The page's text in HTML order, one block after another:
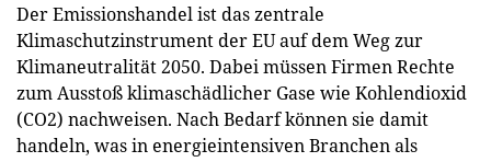
Der Emissionshandel ist das zentrale
Klimaschutzinstrument der EU auf dem Weg zur
Klimaneutralität 2050. Dabei müssen Firmen Rechte
zum Ausstoß klimaschädlicher Gase wie Kohlendioxid
(CO2) nachweisen. Nach Bedarf können sie damit
handeln, was in energieintensiven Branchen als